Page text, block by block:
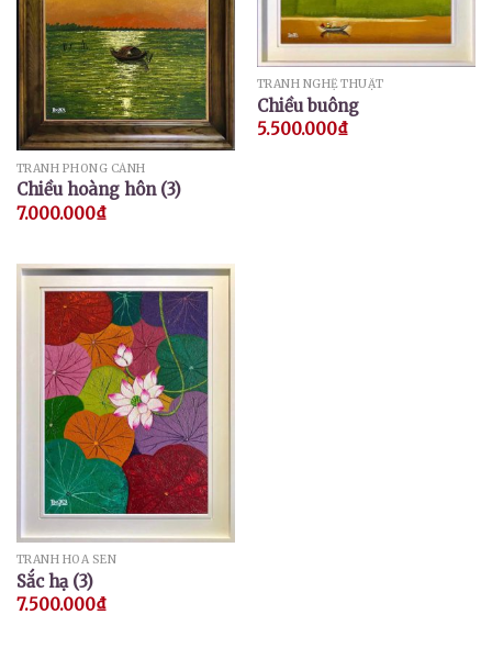
TRANH PHONG CẢNH
Chiều hoàng hôn (3)
7.000.000₫
TRANH NGHỆ THUẬT
Chiều buông
5.500.000₫
TRANH HOA SEN
Sắc hạ (3)
7.500.000₫